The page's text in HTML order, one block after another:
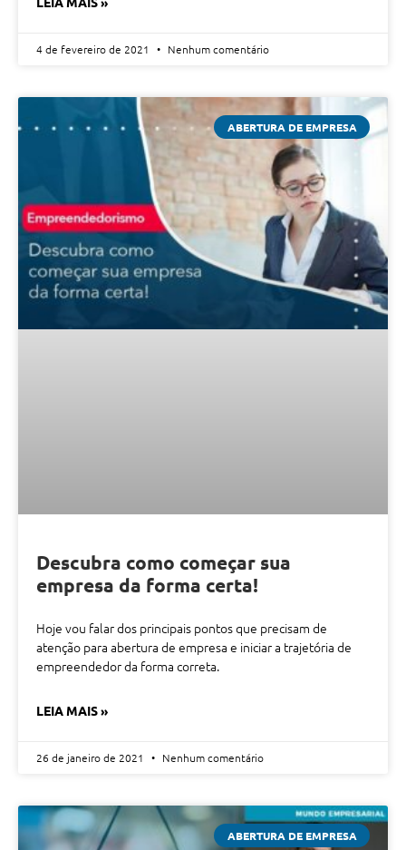
4 de fevereiro de 2021 Nenhum comentário
ABERTURA DE EMPRESA
Descubra como começar sua
empresa da forma certa!
Hoje vou falar dos principais pontos que precisam de
atenção para abertura de empresa e iniciar a trajetória de
empreendedor da forma correta.
LEIA MAIS »
26 de janeiro de 2021 Nenhum comentário
ABERTURA DE EMPRESA